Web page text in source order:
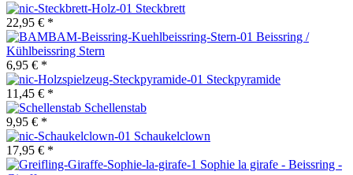
Steckbrett
22,95 € *
Beissring /
Kühlbeissring Stern
6,95 € *
Steckpyramide
11,45 € *
Schellenstab
9,95 € *
Schaukelclown
17,95 € *
Sophie la girafe - Beissring -